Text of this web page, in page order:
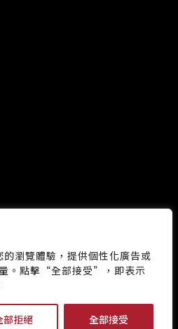
瀏覽體驗，提供個性化廣告或
。點擊“全部接受”，即表示
部拒絕 全部接受
號